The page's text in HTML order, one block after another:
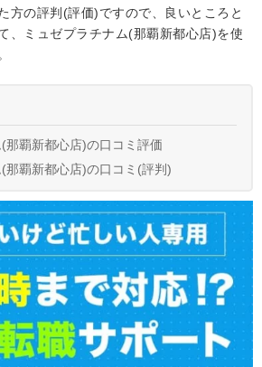
方の評判(評価)ですので、良いところと
、ミュゼプラチナム(那覇新都心店)を使
那覇新都心店)の口コミ評価
那覇新都心店)の口コミ(評判)